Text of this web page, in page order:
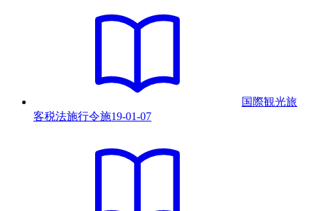
国際観光旅
客税法施行令施19-01-07